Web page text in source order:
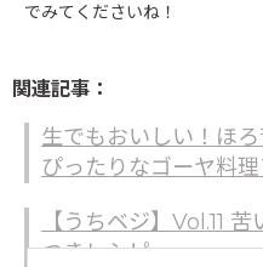
でみてくださいね！
関連記事：
生でもおいしい！ほ
ぴったりなゴーヤ料
【うちベジ】Vol.11
つきレシピ